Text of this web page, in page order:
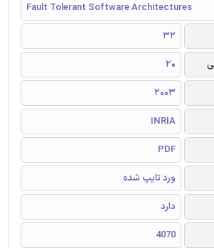
Fault Tolerant Software Architectures
32
20
2003
INRIA
PDF
ورد تایپ شده
دارد
4070